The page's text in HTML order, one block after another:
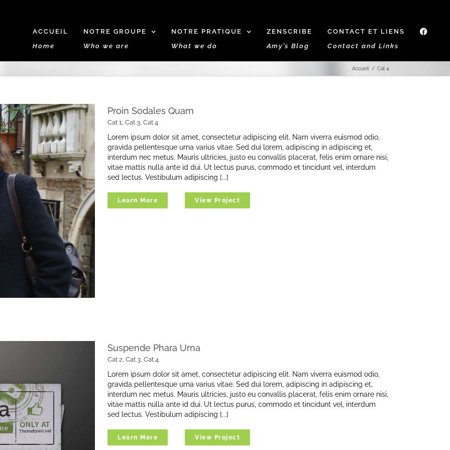
ACCUEIL
Home
NOTRE GROUPE
Who we are
NOTRE PRATIQUE
What we do
ZENSCRIBE
Amy’s Blog
CONTACT ET LIENS
Contact and Links
Accueil Cat 4
Proin Sodales Quam
Cat 1, Cat 3, Cat 4
Lorem ipsum dolor sit amet, consectetur adipiscing elit. Nam viverra euismod odio,
gravida pellentesque urna varius vitae. Sed dui lorem, adipiscing in adipiscing et,
interdum nec metus. Mauris ultricies, justo eu convallis placerat, felis enim ornare nisi,
vitae mattis nulla ante id dui. Ut lectus purus, commodo et tincidunt vel, interdum
sed lectus. Vestibulum adipiscing [...]
Learn More View Project
Suspende Phara Urna
Cat 2, Cat 3, Cat 4
Lorem ipsum dolor sit amet, consectetur adipiscing elit. Nam viverra euismod odio,
gravida pellentesque urna varius vitae. Sed dui lorem, adipiscing in adipiscing et,
interdum nec metus. Mauris ultricies, justo eu convallis placerat, felis enim ornare nisi,
vitae mattis nulla ante id dui. Ut lectus purus, commodo et tincidunt vel, interdum
sed lectus. Vestibulum adipiscing [...]
Learn More View Project